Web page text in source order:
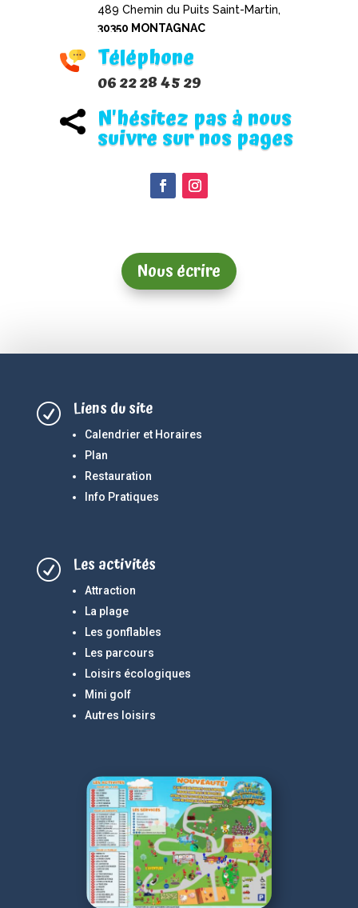
489 Chemin du Puits Saint-Martin,
30350 MONTAGNAC
Téléphone
06 22 28 45 29
 N'hésitez pas à nous
suivre sur nos pages
Nous écrire
R Liens du site
Calendrier et Horaires
Plan
Restauration
Info Pratiques
R Les activités
Attraction
La plage
Les gonflables
Les parcours
Loisirs écologiques
Mini golf
Autres loisirs